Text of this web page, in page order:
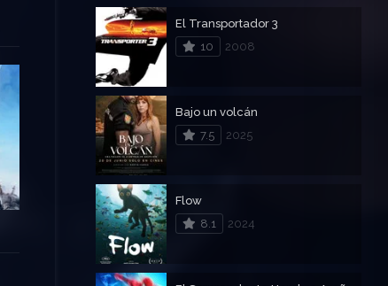
El Transportador 3
10
2008
Bajo un volcán
7.5
2025
Flow
8.1
2024